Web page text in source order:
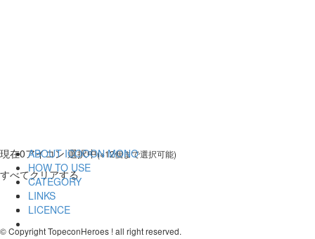
現在0アイコン 選択中(※12個まで選択可能)
すべてクリアする
ABOUT ICOOON MONO
HOW TO USE
CATEGORY
LINKS
LICENCE
© Copyright TopeconHeroes ! all right reserved.